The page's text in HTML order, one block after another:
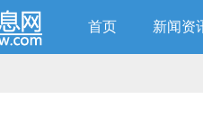
首页 新闻资